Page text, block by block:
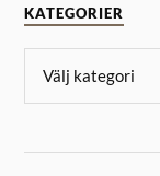
KATEGORIER